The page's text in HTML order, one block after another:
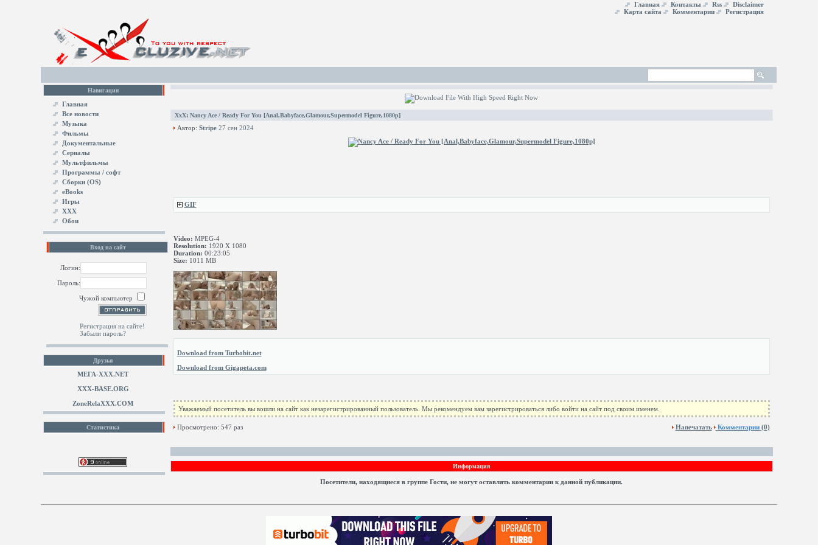
Главная Контакты Rss
Disclaimer
Карта сайта
Комментарии Регистрация
Навигация
Главная
Все новости
Музыка
Фильмы
Документальные
Сериалы
Мультфильмы
Программы / софт
Сборки (OS)
eBooks
Игры
XXX
Обои
Вход на сайт
Логин:
Пароль:
Чужой компьютер
Регистрация на сайте!
Забыли пароль?
Друзья
МЕГА-ХХХ.NET
XXX-BASE.ORG
ZoneRelaXXX.COM
Статистика
XxX: Nancy Ace / Ready For You [Anal,Babyface,Glamour,Supermodel Figure,1080p]
Автор: Stripe 27 сен 2024
GIF
Video: MPEG-4
Resolution: 1920 X 1080
Duration: 00:23:05
Size: 1011 MB
Download from Turbobit.net
Download from Gigapeta.com
Уважаемый посетитель вы вошли на сайт как незарегистрированный пользователь. Мы рекомендуем вам зарегистрироваться либо войти на сайт под своим именем.
Просмотрено: 547 раз Напечатать Комментарии(0)
Информация
Посетители, находящиеся в группе Гости, не могут оставлять комментарии к данной публикации.